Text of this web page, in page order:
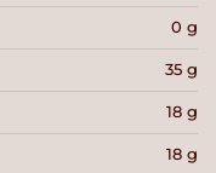
0 g
35 g
18 g
18 g